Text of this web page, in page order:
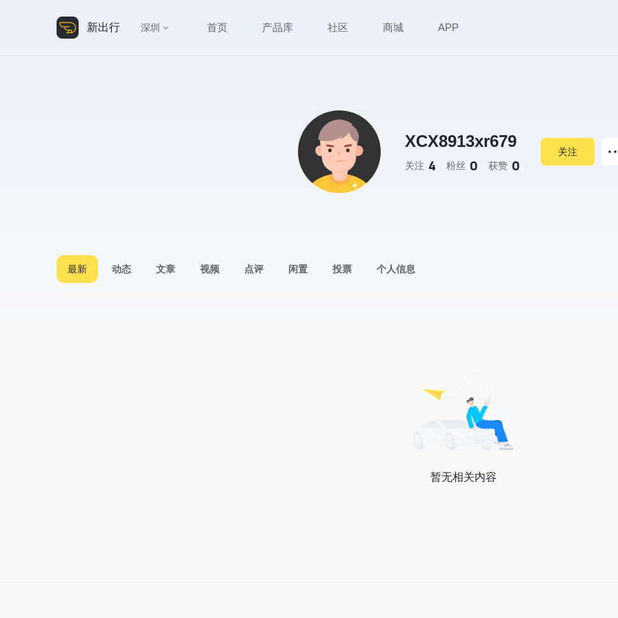
新出行 深圳 首页 产品库 社区 商城 APP
XCX8913xr679
关注 4 粉丝 0 获赞 0
关注
最新 动态 文章 视频 点评 闲置 投票 个人信息
暂无相关内容